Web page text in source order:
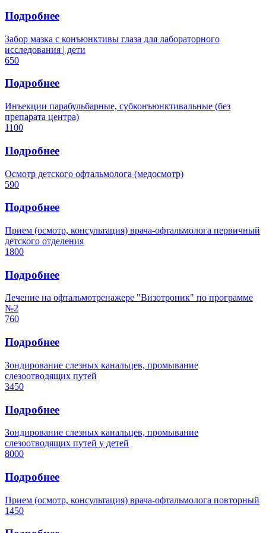
Подробнее
Забор мазка с конъюнктивы глаза для лабораторного
исследования | дети
650
Подробнее
Инъекции парабульбарные, субконъюнктивальные (без
препарата центра)
1100
Подробнее
Осмотр детского офтальмолога (медосмотр)
590
Подробнее
Прием (осмотр, консультация) врача-офтальмолога первичный
детского отделения
1800
Подробнее
Лечение на офтальмотренажере "Визотроник" по программе
№2
760
Подробнее
Зондирование слезных канальцев, промывание
слезоотводящих путей
3450
Подробнее
Зондирование слезных канальцев, промывание
слезоотводящих путей у детей
8000
Подробнее
Прием (осмотр, консультация) врача-офтальмолога повторный
1450